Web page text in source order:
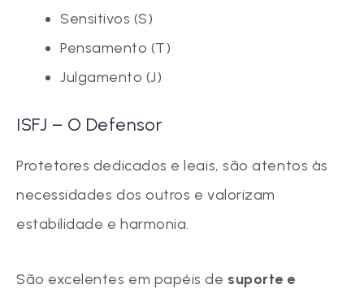
Sensitivos (S)
Pensamento (T)
Julgamento (J)
ISFJ – O Defensor
Protetores dedicados e leais, são atentos às
necessidades dos outros e valorizam
estabilidade e harmonia.
São excelentes em papéis de suporte e